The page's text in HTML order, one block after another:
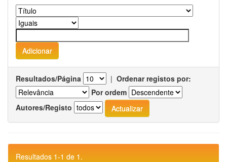
Resultados/Página | Ordenar registos por:
Por ordem
Autores/Registo
Resultados 1-1 de 1.